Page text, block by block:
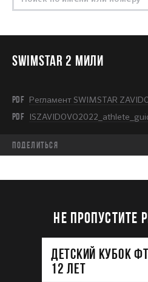
SWIMSTAR 2 МИЛИ
PDF Регламент SWIMSTAR
PDF
Поделиться
НЕ ПРОПУСТИТЕ
ДЕТСКИЙ КУБОК
12 лет